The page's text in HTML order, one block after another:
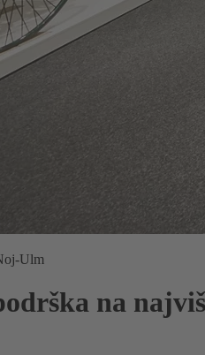
Ulm
na